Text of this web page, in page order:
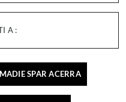
A :
MADIE SPAR ACERRA